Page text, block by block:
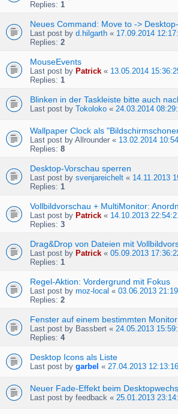
Replies: 1
Neues Command: Move to ->
Last post by d.hilgarth « 17.09.2014
Replies: 2
MouseEvents
Last post by Patrick « 13.05.2014
Replies: 1
Blinken in der Taskleiste bitte auch
Last post by Tokoloko « 24.03.2014
Wallpaper Clock als
Last post by Allrounder « 13.02.2014
Replies: 8
Desktop-Vorschau sperren
Last post by svenjareichelt « 14.11.2013
Replies: 1
Vollbildvorschau + MultiMonitor:
Last post by Patrick « 14.10.2013
Replies: 3
Drag&Drop von Dateien mit
Last post by Patrick « 05.09.2013
Replies: 1
Regel-Aktion: Vordergrund mit Fokus
Last post by moz-local « 03.06.2013
Replies: 2
Fenster auf einem bestimmten
Last post by Bassbert « 24.05.2013
Replies: 4
Desktop Icons als Liste
Last post by garbel « 27.04.2013 12:13:16
Neuer Fade-Effekt beim
Last post by feedback « 25.01.2013